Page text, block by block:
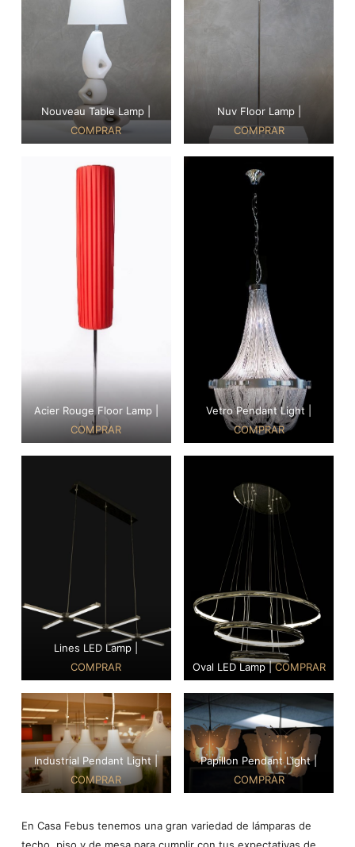
Nouveau Table Lamp |
COMPRAR
Nuv Floor Lamp |
COMPRAR
Acier Rouge Floor Lamp |
COMPRAR
Vetro Pendant Light |
COMPRAR
Lines LED Lamp |
COMPRAR
Oval LED Lamp |COMPRAR
Industrial Pendant Light |
COMPRAR
Papillon Pendant Light |
COMPRAR
En Casa Febus tenemos una gran variedad de lámparas de